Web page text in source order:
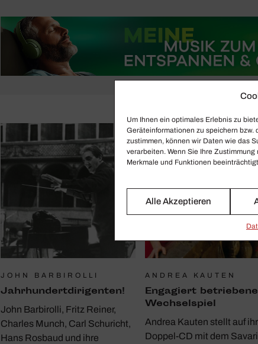
Um Ihnen ein optimales Erlebnis zu
Geräteinformationen zu speichern bzw.
zustimmen, können wir Daten wie das
verarbeiten. Wenn Sie Ihre
Merkmale und Funktionen
Alle Akzeptieren
JOHN BARBIROLLI
Jahr­hun­dert­di­ri­genten!
John Barbirolli, Fritz Reiner,
Charles Munch, Carl Schuricht,
Hans Rosbaud und ihre
ANDREA KAUTEN
Enga­giert
Wech­sel­spiel
Andrea Kauten stellt auf
Doppel-CD mit dem